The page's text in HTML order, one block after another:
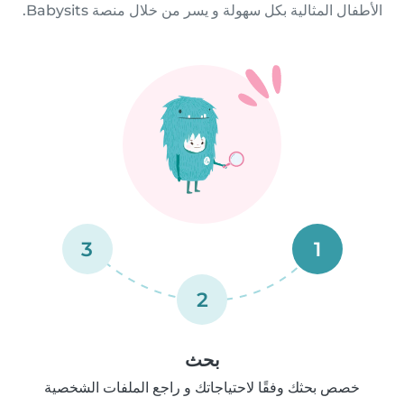
الأطفال المثالية بكل سهولة و يسر من خلال منصة Babysits.
1
2
3
بحث
خصص بحثك وفقًا لاحتياجاتك و راجع الملفات الشخصية